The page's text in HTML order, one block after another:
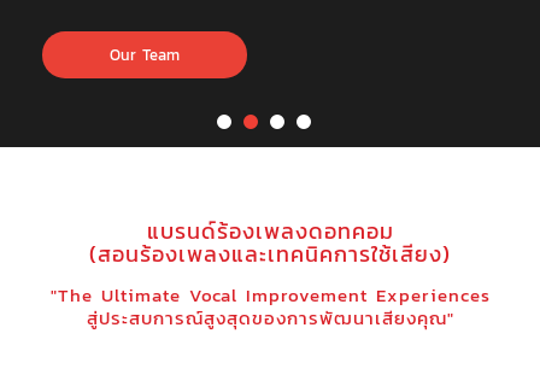
แบรนด์ร้องเพลงดอทคอม
(สอนร้องเพลงและเทคนิคการใช้เสียง)
"The Ultimate Vocal Improvement Experiences
สู่ประสบการณ์สูงสุดของการพัฒนาเสียงคุณ"